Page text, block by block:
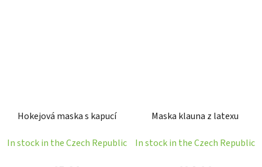
Hokejová maska s kapucí
In stock in the Czech Republic
Maska klauna z latexu
In stock in the Czech Republic